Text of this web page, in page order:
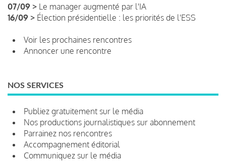
07/09 > Le manager augmenté par l'IA
16/09 > Élection présidentielle : les priorités de l'ESS
Voir les prochaines rencontres
Annoncer une rencontre
NOS SERVICES
Publiez gratuitement sur le média
Nos productions journalistiques sur abonnement
Parrainez nos rencontres
Accompagnement éditorial
Communiquez sur le média